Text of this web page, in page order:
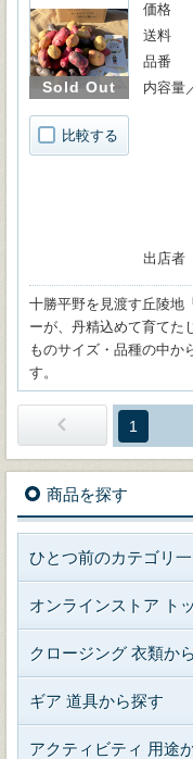
Sold Out
比較する
価格
送料
品番
内容量
出店者
十勝平野を見渡す丘陵地
ーが、丹精込めて育てた
ものサイズ・品種の中か
す。
1
商品を探す
ひとつ前のカテゴリ
オンラインストア ト
クロージング 衣類か
ギア 道具から探す
アクティビティ 用途